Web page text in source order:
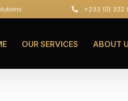
+233 (0) 322
OUR SERVICES ABOUT